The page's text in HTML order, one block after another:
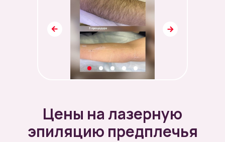
Цены на лазерную
эпиляцию предплечья